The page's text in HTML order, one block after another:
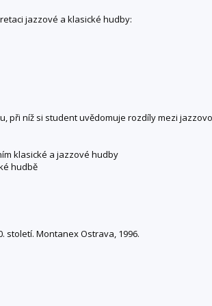
jazzové a klasické hudby:
při níž si student uvědomuje rozdíly mezi
klasické a jazzové hudby
hudbě
století. Montanex Ostrava, 1996.